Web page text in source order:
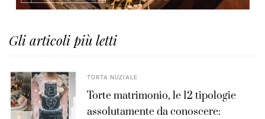
Gli articoli più letti
TORTA NUZIALE
Torte matrimonio, le 12 tipologie
assolutamente da conoscere: